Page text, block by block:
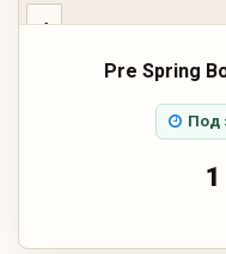
‹
Pre Spring
Под
1